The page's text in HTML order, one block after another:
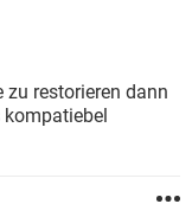
zu restorieren dann